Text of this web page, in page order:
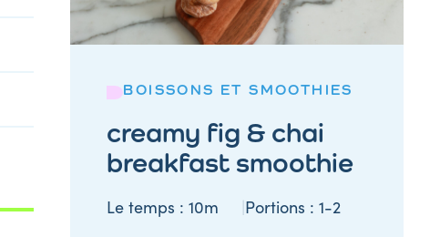
BOISSONS ET SMOOTHIES
creamy fig & chai
breakfast smoothie
Le temps :10m Portions :1-2